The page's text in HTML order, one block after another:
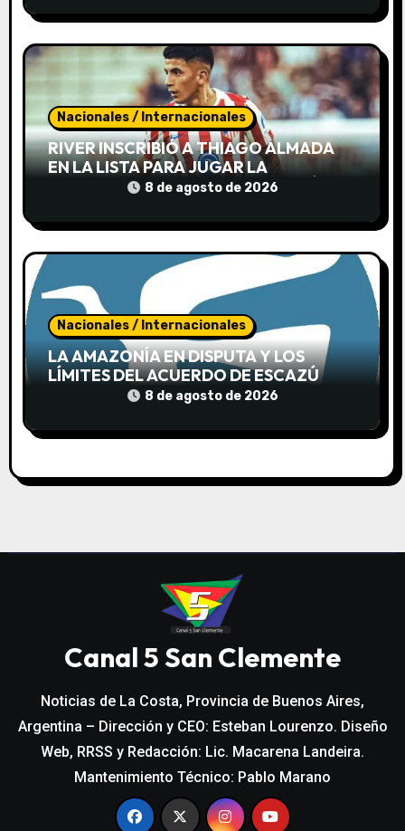
d
a
s
Nacionales / Internacionales
RIVER INSCRIBIÓ A THIAGO ALMADA
EN LA LISTA PARA JUGAR LA
SUDAMERICANA AUNQUE TODAVÍA NO
8 de agosto de 2026
Nacionales / Internacionales
LA AMAZONÍA EN DISPUTA Y LOS
LÍMITES DEL ACUERDO DE ESCAZÚ
8 de agosto de 2026
Canal 5 San Clemente
Noticias de La Costa, Provincia de Buenos Aires,
Argentina – Dirección y CEO: Esteban Lourenzo. Diseño
Web, RRSS y Redacción: Lic. Macarena Landeira.
Mantenimiento Técnico: Pablo Marano